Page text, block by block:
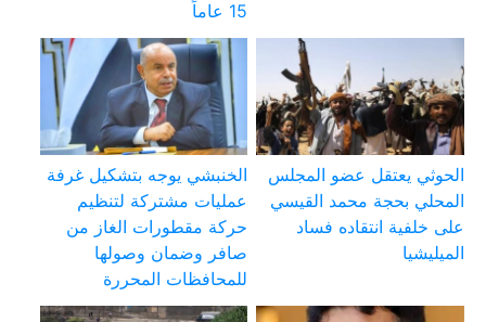
15 عاماً
الحوثي يعتقل عضو المجلس
المحلي بحجة محمد القيسي
على خلفية انتقاده فساد
الميليشيا
الخنبشي يوجه بتشكيل غرفة
عمليات مشتركة لتنظيم
حركة مقطورات الغاز من
صافر وضمان وصولها
للمحافظات المحررة